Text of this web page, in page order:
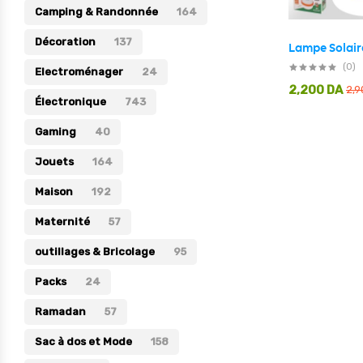
Électronique
Jouets
Maison
Maternité
Outillages & Bricolage
Packs
Sac à dos et Mode
Soins & Beauté
Sport
Divers
(0)
2,200 DA
Camping & Randonnée 164
Décoration 137
Electroménager 24
Électronique 743
Gaming 40
Jouets 164
Maison 192
Maternité 57
outillages & Bricolage 95
Packs 24
Ramadan 57
Sac à dos et Mode 158